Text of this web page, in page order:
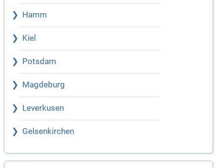
Hamm
Kiel
Potsdam
Magdeburg
Leverkusen
Gelsenkirchen